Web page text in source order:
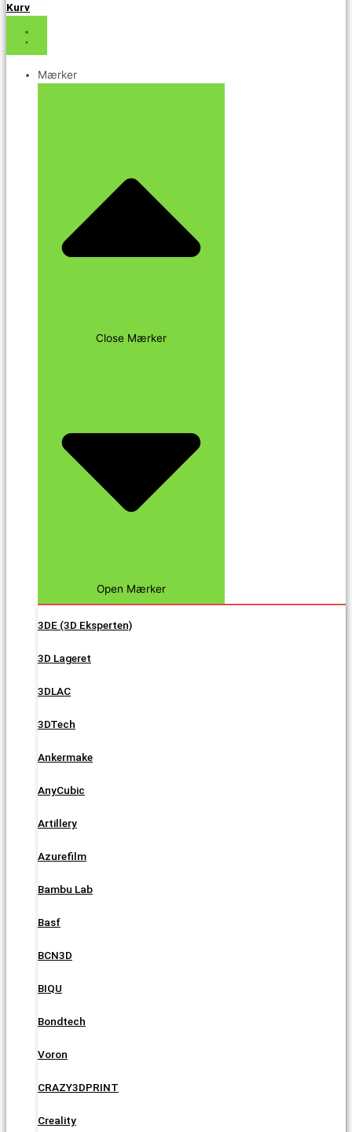
Kurv
Mærker
Close Mærker
Open Mærker
3DE (3D Eksperten)
3D Lageret
3DLAC
3DTech
Ankermake
AnyCubic
Artillery
Azurefilm
Bambu Lab
Basf
BCN3D
BIQU
Bondtech
Voron
CRAZY3DPRINT
Creality